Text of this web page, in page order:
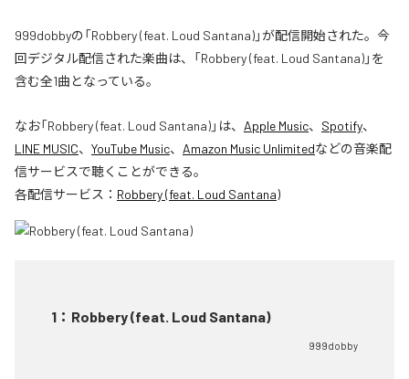
999dobbyの「Robbery (feat. Loud Santana)」が配信開始された。今
回デジタル配信された楽曲は、「Robbery (feat. Loud Santana)」を
含む全1曲となっている。
なお「Robbery (feat. Loud Santana)」は、 Apple Music、 Spotify、
LINE MUSIC、 YouTube Music、 Amazon Music Unlimitedなどの音楽配
信サービスで聴くことができる。
各配信サービス： Robbery (feat. Loud Santana)
1 ： Robbery (feat. Loud Santana)
999dobby